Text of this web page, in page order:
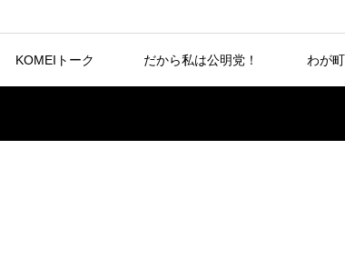
KOMEIトーク だから私は公明党！ わが